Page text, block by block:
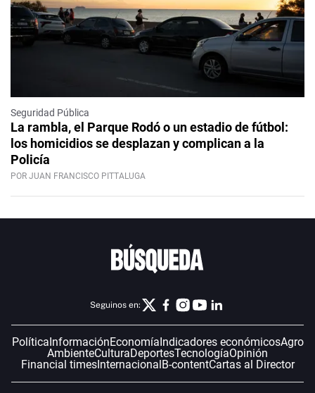
Seguridad Pública
La rambla, el Parque Rodó o un estadio de fútbol:
los homicidios se desplazan y complican a la
Policía
POR JUAN FRANCISCO PITTALUGA
Seguinos en:
PolíticaInformaciónEconomíaIndicadores económicosAgro
AmbienteCulturaDeportesTecnologíaOpinión
Financial timesInternacionalB-contentCartas al Director